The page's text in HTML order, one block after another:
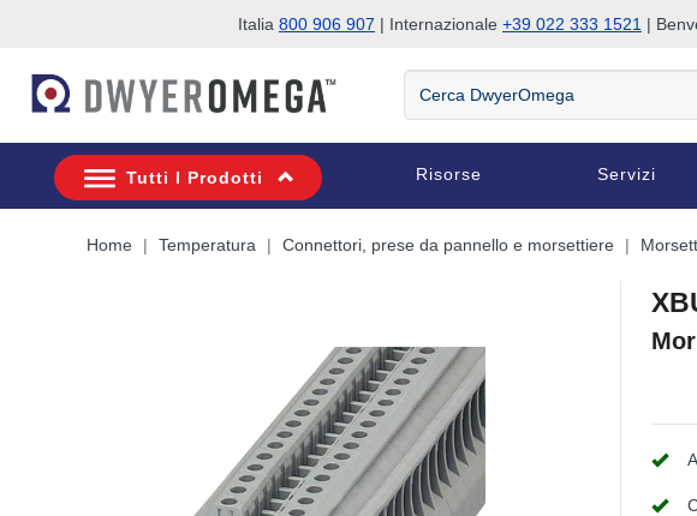
Italia 800 906 907 | Internazionale +39 022 333 1521 |
Cerca
DwyerOmega
Tutti I Prodotti Risorse Servizi
Home Temperatura Connettori, prese da pannello e morsettiere